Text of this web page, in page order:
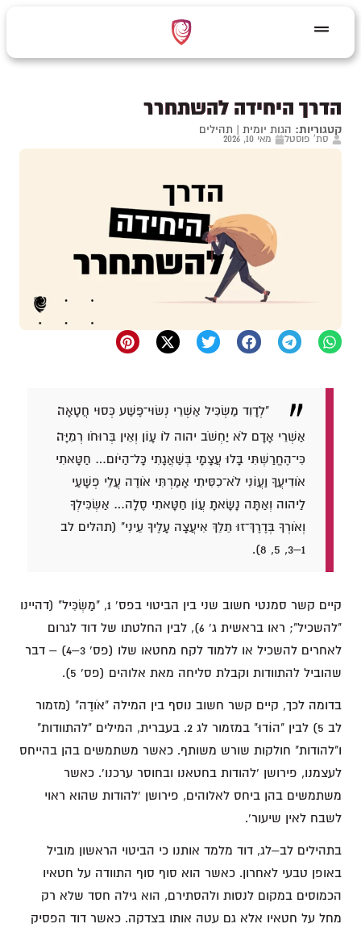
הדרך היחידה להשתחרר
קטגוריות: הגות יומית | תהילים
סת' פוסטל מאי 10, 2026
"לְדָוִד מַשְׂכִּיל אַשְׁרֵי נְשׂוּי־פֶּשַׁע כְּסוּי חֲטָאָה׃
אַשְׁרֵי אָדָם לֹא יַחְשֹׁב יהוה לֹו עָוֹן וְאֵין בְּרוּחֹו רְמִיָּה׃
כִּי־הֶחֱרַשְׁתִּי בָּלוּ עֲצָמָי בְּשַׁאֲגָתִי כָּל־הַיֹּום… חַטָּאתִי
אֹודִיעֲךָ וַעֲוֹנִי לֹא־כִסִּיתִי אָמַרְתִּי אֹודֶה עֲלֵי פְשָׁעַי
לַיהוה וְאַתָּה נָשָׂאתָ עֲוֹן חַטָּאתִי סֶלָה… אַשְׂכִּילְךָ
וְאֹורְךָ בְּדֶרֶךְ־זוּ תֵלֵךְ אִיעֲצָה עָלֶיךָ עֵינִי" (תהלים לב
1–3, 5, 8).
קיים קשר סמנטי חשוב שני בין הביטוי בפס' 1, "מַשְׂכִּיל" (דהיינו
"להשכיל"; ראו בראשית ג' 6), לבין החלטתו של דוד לגרום
לאחרים להשכיל או ללמוד לקח מחטאו שלו (פס' 3–4) – דבר
שהוביל להתוודות וקבלת סליחה מאת אלוהים (פס' 5).
בדומה לכך, קיים קשר חשוב נוסף בין המילה "אֹודֶה" (מזמור
לב 5) לבין "הוֹדוּ" במזמור לג 2. בעברית, המילים "להתוודות"
ו"להודות" חולקות שורש משותף. כאשר משתמשים בהן בהייחס
לעצמנו, פירושן 'להודות בחטאנו ובחוסר ערכנו'. כאשר
משתמשים בהן ביחס לאלוהים, פירושן 'להודות שהוא ראוי
לשבח לאין שיעור'.
בתהילים לב–לג, דוד מלמד אותנו כי הביטוי הראשון מוביל
באופן טבעי לאחרון. כאשר הוא סוף סוף התוודה על חטאיו
הכמוסים במקום לנסות ולהסתירם, הוא גילה חסד שלא רק
מחל על חטאיו אלא גם עטה אותו בצדקה. כאשר דוד הפסיק